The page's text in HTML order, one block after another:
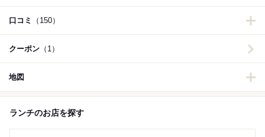
口コミ （150）
クーポン （1）
地図
ランチのお店を探す